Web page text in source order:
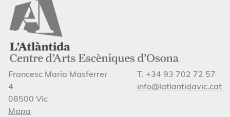
Francesc Maria Masferrer
4
08500 Vic
Mapa
T. +34 93 702 72 57
info@latlantidavic.cat